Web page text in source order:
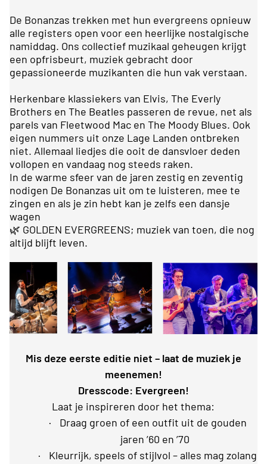
De Bonanzas trekken met hun evergreens opnieuw
alle registers open voor een heerlijke nostalgische
namiddag. Ons collectief muzikaal geheugen krijgt
een opfrisbeurt, muziek gebracht door
gepassioneerde muzikanten die hun vak verstaan.
Herkenbare klassiekers van Elvis, The Everly
Brothers en The Beatles passeren de revue, net als
parels van Fleetwood Mac en The Moody Blues. Ook
eigen nummers uit onze Lage Landen ontbreken
niet. Allemaal liedjes die ooit de dansvloer deden
vollopen en vandaag nog steeds raken.
In de warme sfeer van de jaren zestig en zeventig
nodigen De Bonanzas uit om te luisteren, mee te
zingen en als je zin hebt kan je zelfs een dansje
wagen
🌿 GOLDEN EVERGREENS; muziek van toen, die nog
altijd blijft leven.
Mis deze eerste editie niet – laat de muziek je
meenemen!
Dresscode: Evergreen!
Laat je inspireren door het thema:
·
Draag groen of een outfit uit de gouden
jaren ’60 en ’70
·
Kleurrijk, speels of stijlvol – alles mag zolang